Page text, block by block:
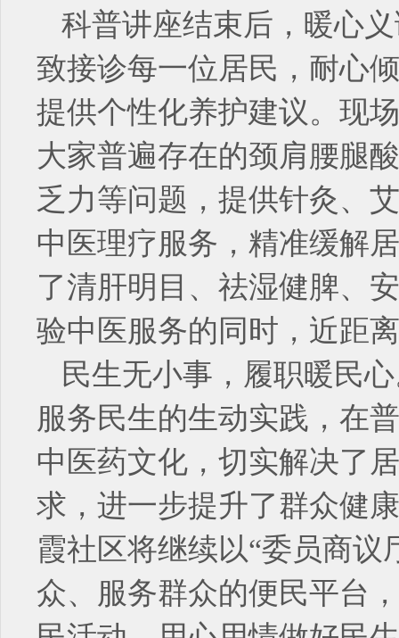
科普讲座结束后，暖心
致接诊每一位居民，耐心
提供个性化养护建议。现
大家普遍存在的颈肩腰腿
乏力等问题，提供针灸、
中医理疗服务，精准缓解
了清肝明目、祛湿健脾、
验中医服务的同时，近距
民生无小事，履职暖民
服务民生的生动实践，在
中医药文化，切实解决了
求，进一步提升了群众健
霞社区将继续以“委员商
众、服务群众的便民平台